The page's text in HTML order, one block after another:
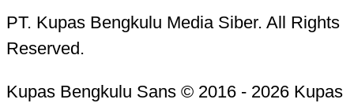
PT. Kupas Bengkulu Media Siber. All Rights
Reserved.
Kupas Bengkulu Sans © 2016 - 2026 Kupas